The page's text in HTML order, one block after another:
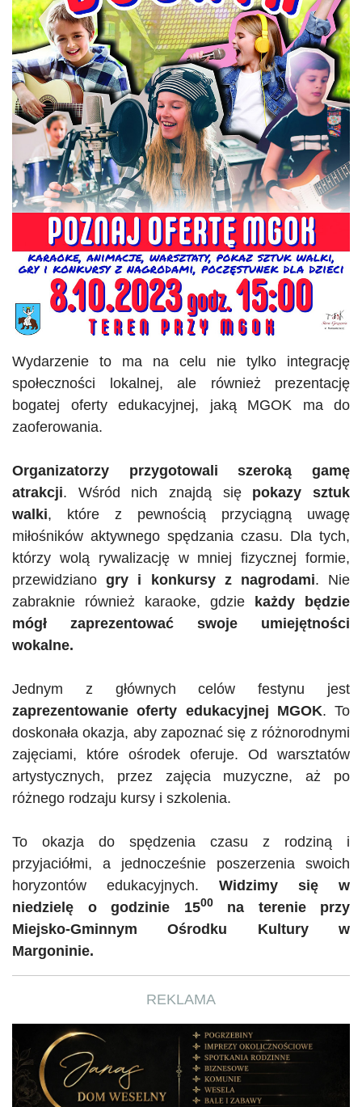
Wydarzenie to ma na celu nie tylko integrację
społeczności lokalnej, ale również prezentację
bogatej oferty edukacyjnej, jaką MGOK ma do
zaoferowania.
Organizatorzy przygotowali szeroką gamę
atrakcji. Wśród nich znajdą się pokazy sztuk
walki, które z pewnością przyciągną uwagę
miłośników aktywnego spędzania czasu. Dla tych,
którzy wolą rywalizację w mniej fizycznej formie,
przewidzianogry i konkursy z nagrodami. Nie
zabraknie również karaoke, gdzie każdy będzie
mógł zaprezentować swoje umiejętności
wokalne.
Jednym z głównych celów festynu jest
zaprezentowanie oferty edukacyjnej MGOK. To
doskonała okazja, aby zapoznać się z różnorodnymi
zajęciami, które ośrodek oferuje. Od warsztatów
artystycznych, przez zajęcia muzyczne, aż po
różnego rodzaju kursy i szkolenia.
To okazja do spędzenia czasu z rodziną i
przyjaciółmi, a jednocześnie poszerzenia swoich
horyzontów edukacyjnych. Widzimy się w
niedzielę o godzinie 1500na terenie przy
Miejsko-Gminnym Ośrodku Kultury w
Margoninie.
REKLAMA